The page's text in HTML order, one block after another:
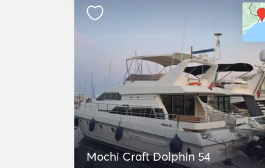
Mochi Craft Dolphin 54